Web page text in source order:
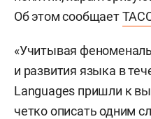
Об этом сообщает
«Учитывая
и развития языка в
Languages пришли к
четко описать одним